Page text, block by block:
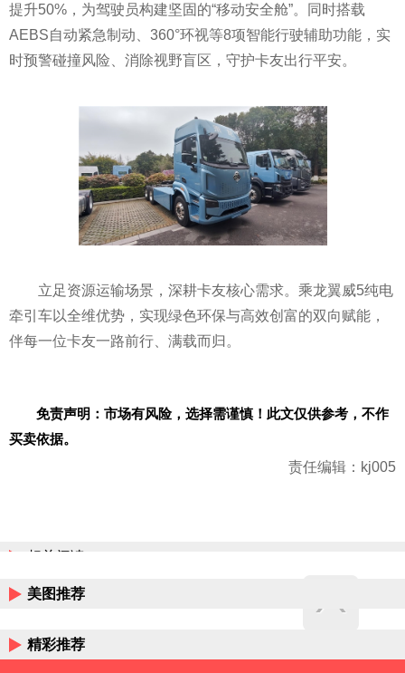
提升50%，为驾驶员构建坚固的“移动安全舱”。同时搭载
AEBS自动紧急制动、360°环视等8项智能行驶辅助功能，实
时预警碰撞风险、消除视野盲区，守护卡友出行平安。
立足资源运输场景，深耕卡友核心需求。乘龙翼威5纯电
牵引车以全维优势，实现绿色环保与高效创富的双向赋能，
伴每一位卡友一路前行、满载而归。
免责声明：市场有风险，选择需谨慎！此文仅供参考，不作
买卖依据。
责任编辑：kj005
相关阅读
美图推荐
精彩推荐